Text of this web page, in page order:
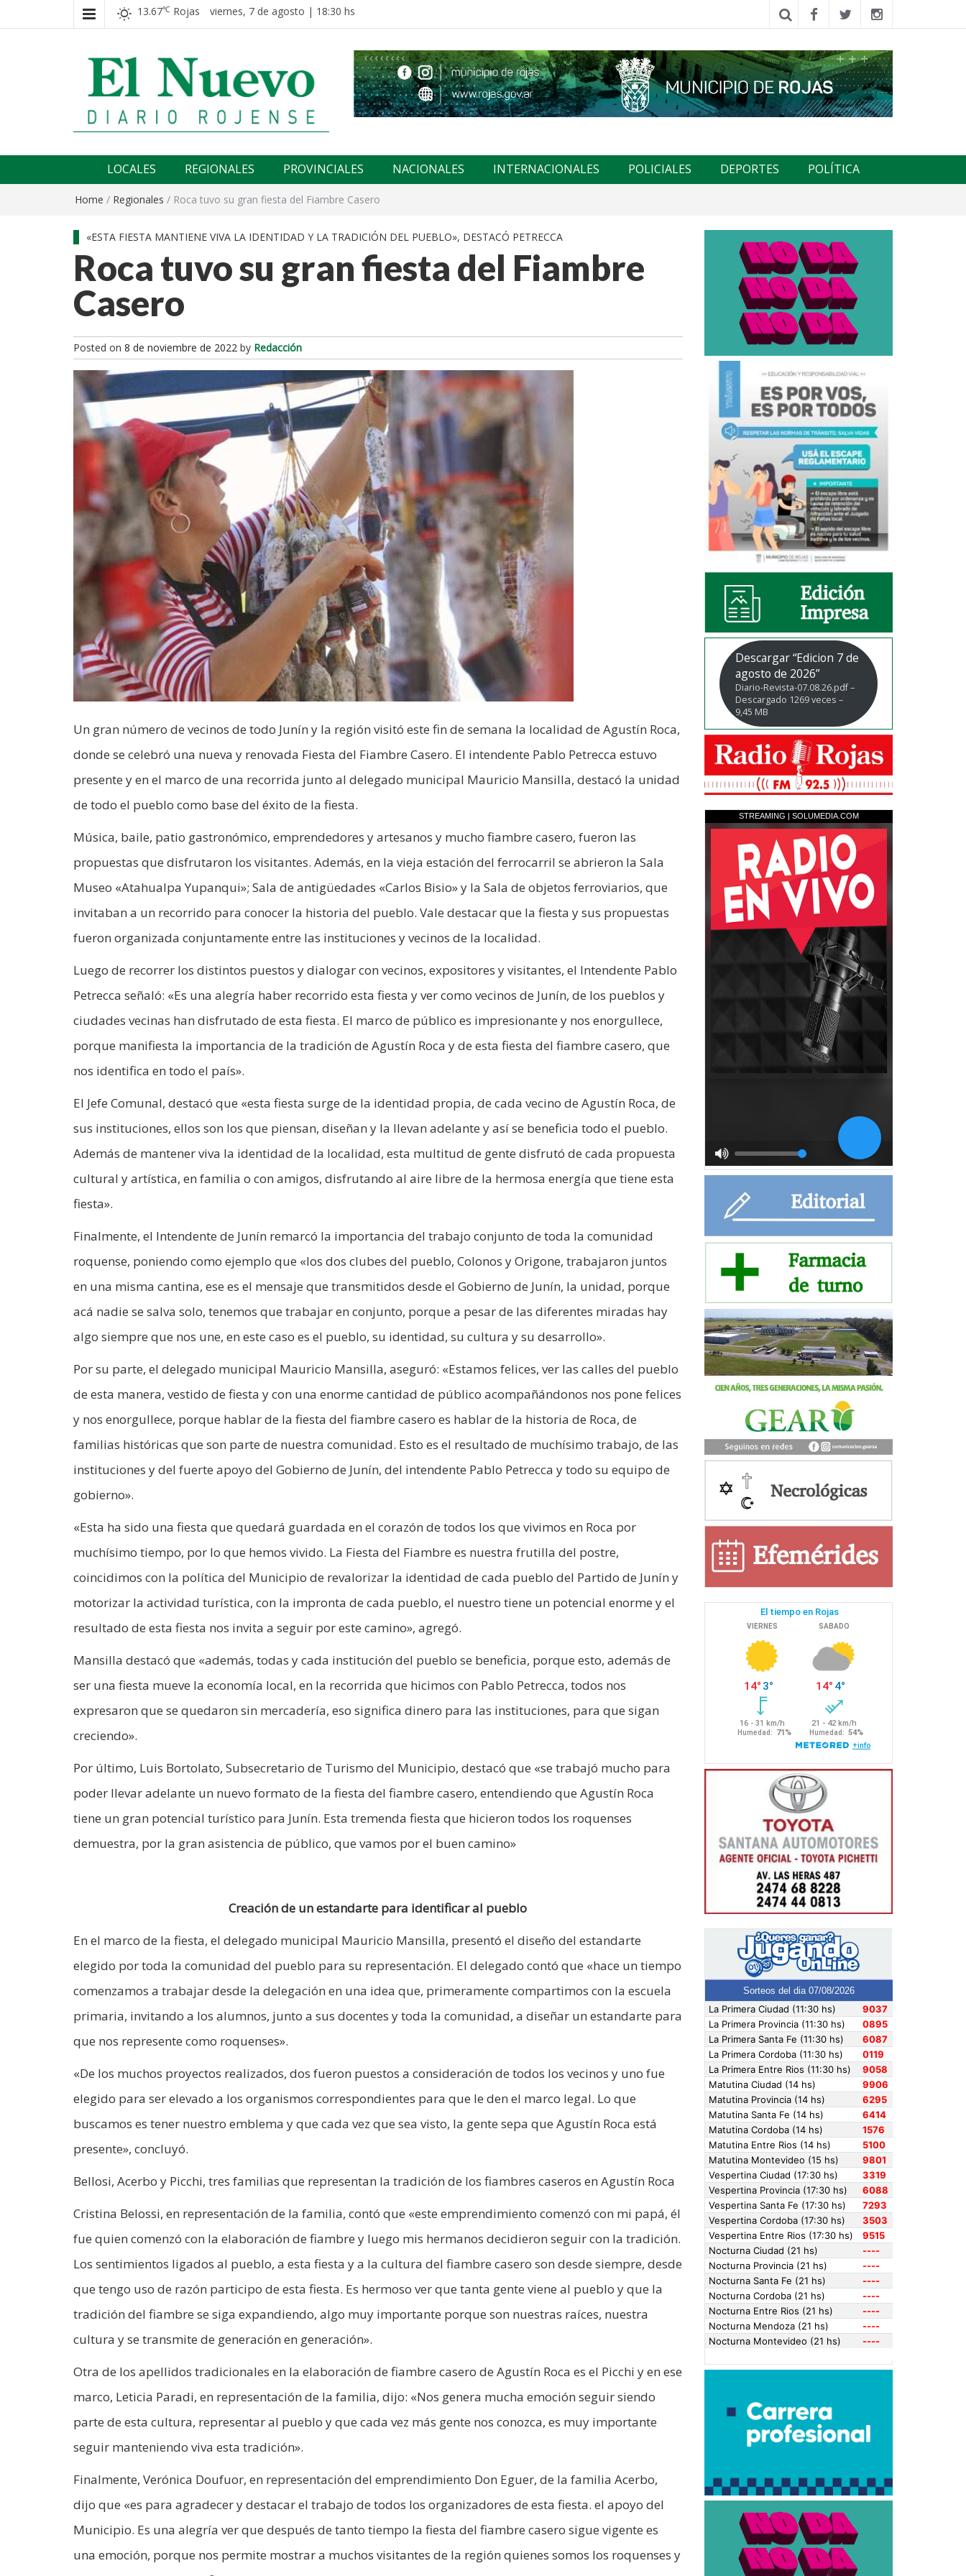
13.67℃ Rojas viernes, 7 de agosto | 18:30 hs
El nuevo rojense
LOCALES REGIONALES PROVINCIALES NACIONALES INTERNACIONALES POLICIALES DEPORTES POLÍTICA
Home / Regionales / Roca tuvo su gran fiesta del Fiambre Casero
«ESTA FIESTA MANTIENE VIVA LA IDENTIDAD Y LA TRADICIÓN DEL PUEBLO», DESTACÓ PETRECCA
Roca tuvo su gran fiesta del Fiambre
Casero
Posted on 8 de noviembre de 2022 by Redacción
Un gran número de vecinos de todo Junín y la región visitó este fin de semana la localidad de Agustín Roca,
donde se celebró una nueva y renovada Fiesta del Fiambre Casero. El intendente Pablo Petrecca estuvo
presente y en el marco de una recorrida junto al delegado municipal Mauricio Mansilla, destacó la unidad
de todo el pueblo como base del éxito de la fiesta.
Música, baile, patio gastronómico, emprendedores y artesanos y mucho fiambre casero, fueron las
propuestas que disfrutaron los visitantes. Además, en la vieja estación del ferrocarril se abrieron la Sala
Museo «Atahualpa Yupanqui»; Sala de antigüedades «Carlos Bisio» y la Sala de objetos ferroviarios, que
invitaban a un recorrido para conocer la historia del pueblo. Vale destacar que la fiesta y sus propuestas
fueron organizada conjuntamente entre las instituciones y vecinos de la localidad.
Luego de recorrer los distintos puestos y dialogar con vecinos, expositores y visitantes, el Intendente Pablo
Petrecca señaló: «Es una alegría haber recorrido esta fiesta y ver como vecinos de Junín, de los pueblos y
ciudades vecinas han disfrutado de esta fiesta. El marco de público es impresionante y nos enorgullece,
porque manifiesta la importancia de la tradición de Agustín Roca y de esta fiesta del fiambre casero, que
nos identifica en todo el país».
El Jefe Comunal, destacó que «esta fiesta surge de la identidad propia, de cada vecino de Agustín Roca, de
sus instituciones, ellos son los que piensan, diseñan y la llevan adelante y así se beneficia todo el pueblo.
Además de mantener viva la identidad de la localidad, esta multitud de gente disfrutó de cada propuesta
cultural y artística, en familia o con amigos, disfrutando al aire libre de la hermosa energía que tiene esta
fiesta».
Finalmente, el Intendente de Junín remarcó la importancia del trabajo conjunto de toda la comunidad
roquense, poniendo como ejemplo que «los dos clubes del pueblo, Colonos y Origone, trabajaron juntos
en una misma cantina, ese es el mensaje que transmitidos desde el Gobierno de Junín, la unidad, porque
acá nadie se salva solo, tenemos que trabajar en conjunto, porque a pesar de las diferentes miradas hay
algo siempre que nos une, en este caso es el pueblo, su identidad, su cultura y su desarrollo».
Por su parte, el delegado municipal Mauricio Mansilla, aseguró: «Estamos felices, ver las calles del pueblo
de esta manera, vestido de fiesta y con una enorme cantidad de público acompañándonos nos pone felices
y nos enorgullece, porque hablar de la fiesta del fiambre casero es hablar de la historia de Roca, de
familias históricas que son parte de nuestra comunidad. Esto es el resultado de muchísimo trabajo, de las
instituciones y del fuerte apoyo del Gobierno de Junín, del intendente Pablo Petrecca y todo su equipo de
gobierno».
«Esta ha sido una fiesta que quedará guardada en el corazón de todos los que vivimos en Roca por
muchísimo tiempo, por lo que hemos vivido. La Fiesta del Fiambre es nuestra frutilla del postre,
coincidimos con la política del Municipio de revalorizar la identidad de cada pueblo del Partido de Junín y
motorizar la actividad turística, con la impronta de cada pueblo, el nuestro tiene un potencial enorme y el
resultado de esta fiesta nos invita a seguir por este camino», agregó.
Mansilla destacó que «además, todas y cada institución del pueblo se beneficia, porque esto, además de
ser una fiesta mueve la economía local, en la recorrida que hicimos con Pablo Petrecca, todos nos
expresaron que se quedaron sin mercadería, eso significa dinero para las instituciones, para que sigan
creciendo».
Por último, Luis Bortolato, Subsecretario de Turismo del Municipio, destacó que «se trabajó mucho para
poder llevar adelante un nuevo formato de la fiesta del fiambre casero, entendiendo que Agustín Roca
tiene un gran potencial turístico para Junín. Esta tremenda fiesta que hicieron todos los roquenses
demuestra, por la gran asistencia de público, que vamos por el buen camino»
Creación de un estandarte para identificar al pueblo
En el marco de la fiesta, el delegado municipal Mauricio Mansilla, presentó el diseño del estandarte
elegido por toda la comunidad del pueblo para su representación. El delegado contó que «hace un tiempo
comenzamos a trabajar desde la delegación en una idea que, primeramente compartimos con la escuela
primaria, invitando a los alumnos, junto a sus docentes y toda la comunidad, a diseñar un estandarte para
que nos represente como roquenses».
«De los muchos proyectos realizados, dos fueron puestos a consideración de todos los vecinos y uno fue
elegido para ser elevado a los organismos correspondientes para que le den el marco legal. Lo que
buscamos es tener nuestro emblema y que cada vez que sea visto, la gente sepa que Agustín Roca está
presente», concluyó.
Bellosi, Acerbo y Picchi, tres familias que representan la tradición de los fiambres caseros en Agustín Roca
Cristina Belossi, en representación de la familia, contó que «este emprendimiento comenzó con mi papá, él
fue quien comenzó con la elaboración de fiambre y luego mis hermanos decidieron seguir con la tradición.
Los sentimientos ligados al pueblo, a esta fiesta y a la cultura del fiambre casero son desde siempre, desde
que tengo uso de razón participo de esta fiesta. Es hermoso ver que tanta gente viene al pueblo y que la
tradición del fiambre se siga expandiendo, algo muy importante porque son nuestras raíces, nuestra
cultura y se transmite de generación en generación».
Otra de los apellidos tradicionales en la elaboración de fiambre casero de Agustín Roca es el Picchi y en ese
marco, Leticia Paradi, en representación de la familia, dijo: «Nos genera mucha emoción seguir siendo
parte de esta cultura, representar al pueblo y que cada vez más gente nos conozca, es muy importante
seguir manteniendo viva esta tradición».
Finalmente, Verónica Doufuor, en representación del emprendimiento Don Eguer, de la familia Acerbo,
dijo que «es para agradecer y destacar el trabajo de todos los organizadores de esta fiesta. el apoyo del
Municipio. Es una alegría ver que después de tanto tiempo la fiesta del fiambre casero sigue vigente es
una emoción, porque nos permite mostrar a muchos visitantes de la región quienes somos los roquenses y
Descargar “Edicion 7 de
agosto de 2026”
Diario-Revista-07.08.26.pdf –
Descargado 1269 veces –
9,45 MB